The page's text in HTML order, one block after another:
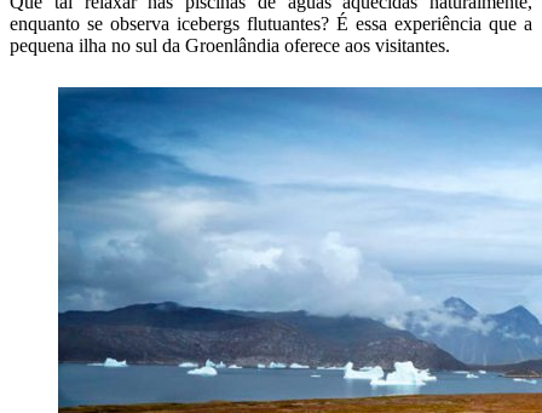
enquanto se observa icebergs flutuantes? É essa experiência que a
pequena ilha no sul da Groenlândia oferece aos visitantes.